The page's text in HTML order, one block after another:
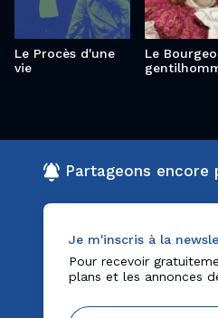
Le Procès d'une
vie
Le
Partageons encore
Je m'inscris à la
Pour recevoir
plans et les annonces